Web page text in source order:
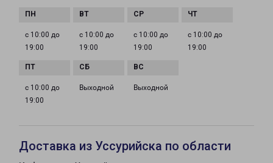
с 10:00 до
19:00
с 10:00 до
19:00
с 10:00 до
19:00
с 10:00 до
19:00
с 10:00 до
19:00
Выходной Выходной
Доставка из Уссурийска по области